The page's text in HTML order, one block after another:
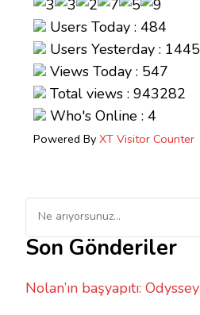
Users Today : 484
Users Yesterday : 1445
Views Today : 547
Total views : 943282
Who's Online : 4
Powered By XT Visitor Counter
Bir
şey
mi
Son Gönderiler
Nolan’ın başyapıtı: Odyssey